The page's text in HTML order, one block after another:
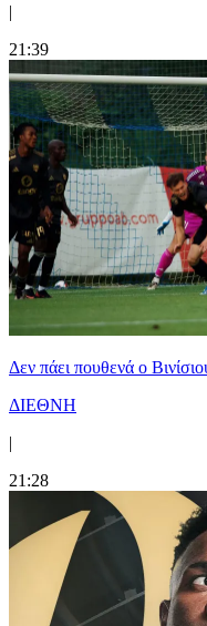
|
21:39
Δεν πάει πουθενά ο
ΔΙΕΘΝΗ
|
21:28